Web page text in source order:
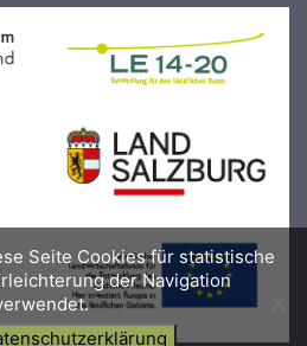
Seite Cookies für statistische
der Navigation